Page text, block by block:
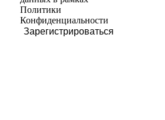
Политики
Конфиденциальности
Зарегистрироваться